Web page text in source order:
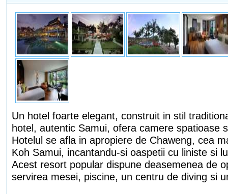
Un hotel foarte elegant, construit in stil
hotel, autentic Samui, ofera camere spatioase
Hotelul se afla in apropiere de Chaweng, cea
Koh Samui, incantandu-si oaspetii cu liniste si
Acest resort popular dispune deasemenea de
servirea mesei, piscine, un centru de diving si